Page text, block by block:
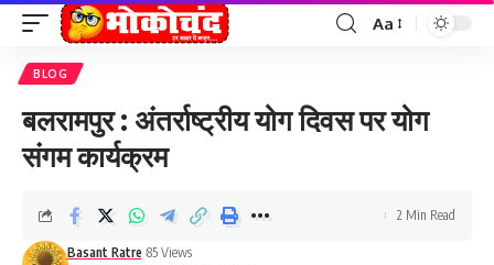
Font
Aa
BLOG
बलरामपुर : अंतर्राष्ट्रीय योग दिवस पर योग
संगम कार्यक्रम
Basant Ratre 85 Views
2 Min Read